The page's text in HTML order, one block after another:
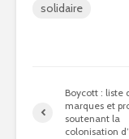
solidaire
Boycott : liste
marques et
soutenant la
colonisation